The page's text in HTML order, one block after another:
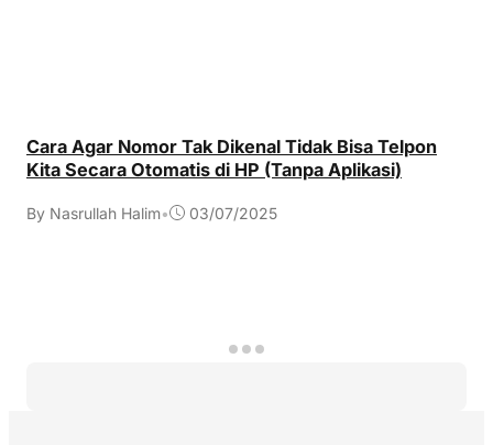
Cara Agar Nomor Tak Dikenal Tidak Bisa Telpon
Kita Secara Otomatis di HP (Tanpa Aplikasi)
By Nasrullah Halim• 03/07/2025